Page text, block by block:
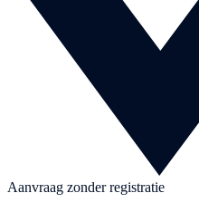
Aanvraag zonder registratie